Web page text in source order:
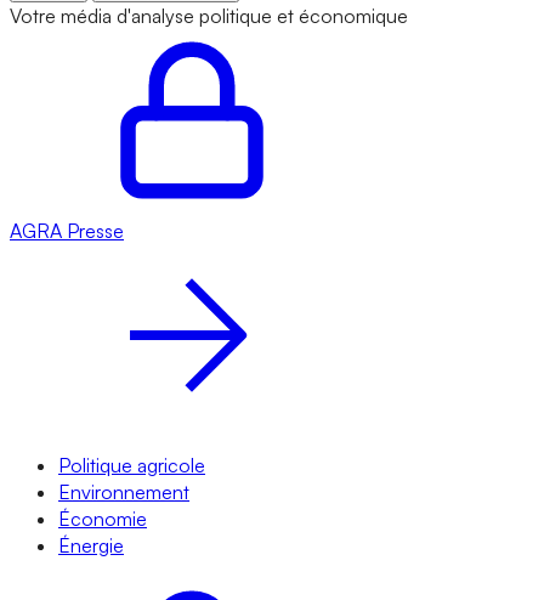
Votre média d'analyse politique et économique
AGRA Presse
Politique agricole
Environnement
Économie
Énergie